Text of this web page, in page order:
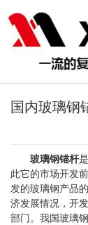
国内玻璃钢
玻璃钢锚杆
此它的市场开发
发的玻璃钢产品
济发展情况，开
部门。我国玻璃